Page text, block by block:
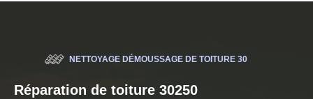
NETTOYAGE DÉMOUSSAGE DE TOITURE 30
Réparation de toiture 30250